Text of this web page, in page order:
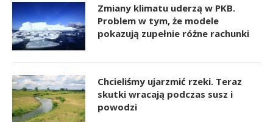
Zmiany klimatu uderzą w PKB.
Problem w tym, że modele
pokazują zupełnie różne rachunki
Chcieliśmy ujarzmić rzeki. Teraz
skutki wracają podczas susz i
powodzi